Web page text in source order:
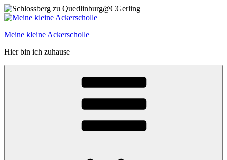
Zum
Inhalt
Meine kleine Ackerscholle
Hier bin ich zuhause